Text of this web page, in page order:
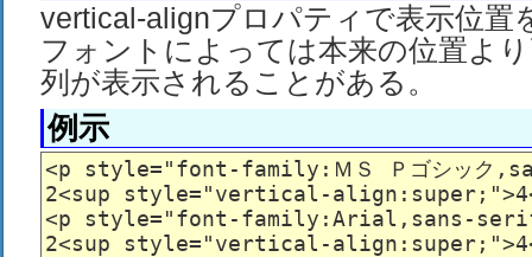
vertical-alignプロパティで表示位置
フォントによっては本来の位置よ
列が表示されることがある。
例示
<p style="font-family:ＭＳ Ｐゴシック
2<sup style="vertical-
<p style="font-family:Arial,sans-
2<sup style="vertical-